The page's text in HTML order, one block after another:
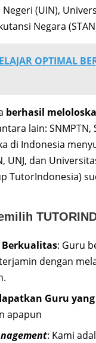
(UIN),
Negara
OPTIMAL
berhasil
lain:
di Indonesia
UNJ, dan
TutorIndonesia)
Berkualitas: Guru
dengan
Guru yang
apapun
: Kami